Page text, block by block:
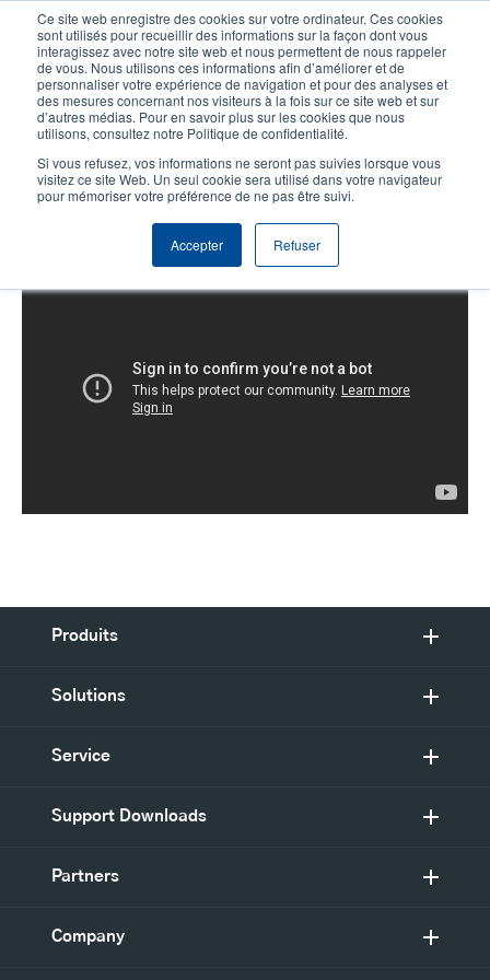
Ce site web enregistre des cookies sur votre ordinateur. Ces cookies
sont utilisés pour recueillir des informations sur la façon dont vous
interagissez avec notre site web et nous permettent de nous rappeler
de vous. Nous utilisons ces informations afin d’améliorer et de
personnaliser votre expérience de navigation et pour des analyses et
des mesures concernant nos visiteurs à la fois sur ce site web et sur
d’autres médias. Pour en savoir plus sur les cookies que nous
utilisons, consultez notre Politique de confidentialité.
Si vous refusez, vos informations ne seront pas suivies lorsque vous
visitez ce site Web. Un seul cookie sera utilisé dans votre navigateur
pour mémoriser votre préférence de ne pas être suivi.
Accepter Refuser
contenu
principal
User
account
menu
User
Header
Sélecteur de produits Tech Support
Contacter le service commercial
T8000: Calibration
Produits
Solutions
Service
Support Downloads
Partners
Company